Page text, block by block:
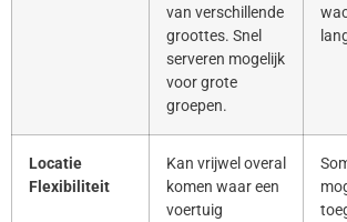
van verschillende
groottes. Snel
serveren mogelijk
voor grote
groepen.
Locatie
Flexibiliteit
Kan vrijwel overal
komen waar een
voertuig